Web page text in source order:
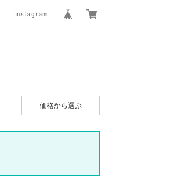
Instagram
価格から選ぶ